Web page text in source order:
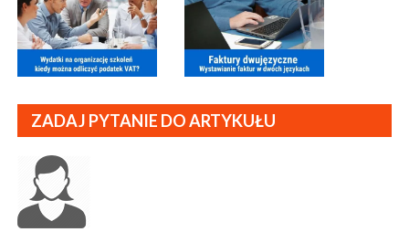
ZADAJ PYTANIE DO ARTYKUŁU